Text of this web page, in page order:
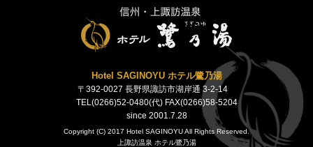
Hotel SAGINOYU ホテル鷺乃湯
〒392-0027 長野県諏訪市湖岸通 3-2-14
TEL(0266)52-0480(代) FAX(0266)58-5204
since 2001.7.28
Copyright (C) 2017 Hotel SAGINOYU All Rights Reserved.
上諏訪温泉 ホテル鷺乃湯